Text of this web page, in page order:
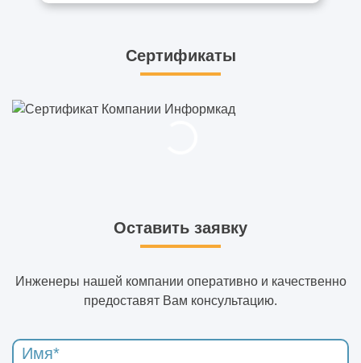
Сертификаты
Оставить заявку
Инженеры нашей компании оперативно и качественно
предоставят Вам консультацию.